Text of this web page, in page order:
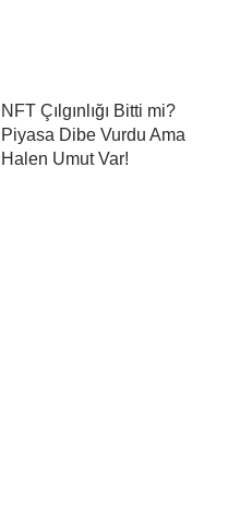
NFT Çılgınlığı Bitti mi?
Piyasa Dibe Vurdu Ama
Halen Umut Var!